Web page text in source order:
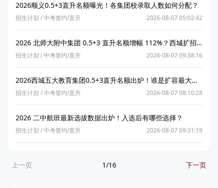
2026顺义0.5+3直升名额曝光！各集团校录取人数如何分配？
招生计划 /中考签约/直升 2026-08-07 05:02:42
2026 北师大附中集团 0.5+3 直升名额增幅 112%？西城扩招最猛的是它？
招生计划 /中考签约/直升 2026-08-07 09:38:16
2026西城五大教育集团0.5+3直升名额出炉！谁是扩容最大赢家？
招生计划 /中考签约/直升 2026-08-07 08:10:28
2026 二中航班最新选拔数据出炉！入选后有哪些选择？
招生计划 /中考签约/直升 2026-08-07 09:31:19
上一页 1/16 下一页